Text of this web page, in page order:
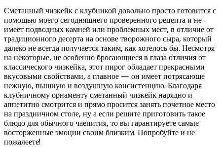
Сметанный чизкейк с клубникой довольно просто готовится с
помощью моего сегодняшнего проверенного рецепта и не
имеет подводных камней или проблемных мест, в отличие от
традиционного десерта на основе творожного сыра, который
далеко не всегда получается таким, как хотелось бы. Несмотря
на некоторые, не особенно бросающиеся в глаза отличия от
классического чизкейка, этот пирог обладает прекрасными
вкусовыми свойствами, а главное — он имеет потрясающе
нежную, пышную и воздушную консистенцию. Благодаря
клубничному орнаменту сметанный чизкейк нарядно и
аппетитно смотрится и прямо просится занять почетное место
на праздничном столе, ну а если решите приготовить такое
блюдо для обычного чаепития, то вы гарантируете самые
восторженные эмоции своим близким. Попробуйте и не
пожалеете!